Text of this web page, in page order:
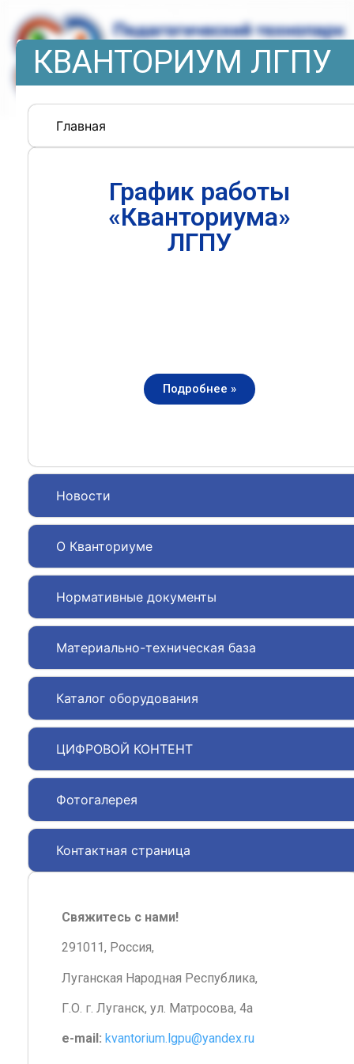
КВАНТОРИУМ ЛГПУ
Главная
Новости
О Кванториуме
Нормативные документы
Материально-техническая база
Каталог оборудования
ЦИФРОВОЙ КОНТЕНТ
Фотогалерея
Контактная страница
График работы
«Кванториума»
ЛГПУ
Подробнее »
Свяжитесь с нами!
291011, Россия,
Луганская Народная Республика,
Г.О. г. Луганск, ул. Матросова, 4а
e-mail: kvantorium.lgpu@yandex.ru